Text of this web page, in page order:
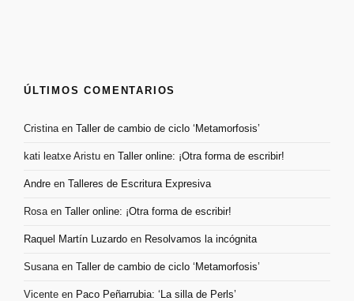
ÚLTIMOS COMENTARIOS
Cristinaen Taller de cambio de ciclo ‘Metamorfosis’
kati leatxe Aristu en Taller online: ¡Otra forma de escribir!
Andre en Talleres de Escritura Expresiva
Rosaen Taller online: ¡Otra forma de escribir!
Raquel Martín Luzardo en Resolvamos la incógnita
Susanaen Taller de cambio de ciclo ‘Metamorfosis’
Vicente en Paco Peñarrubia: ‘La silla de Perls’